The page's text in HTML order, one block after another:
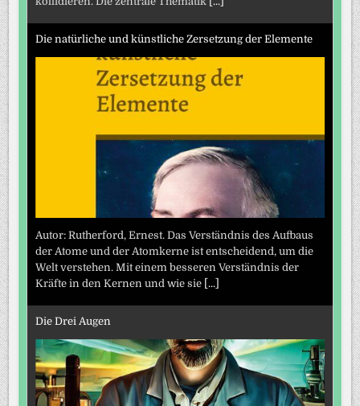
Die natürliche und künstliche Zersetzung der Elemente
Autor: Rutherford, Ernest. Das Verständnis des Aufbaus
der Atome und der Atomkerne ist entscheidend, um die
Welt verstehen. Mit einem besseren Verständnis der
Kräfte in den Kernen und wie sie [...]
Die Drei Augen